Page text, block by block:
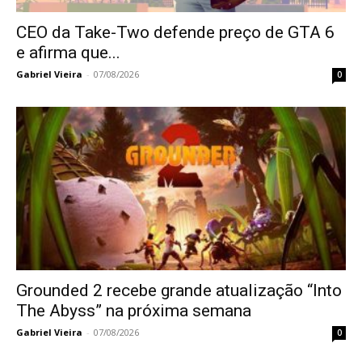
CEO da Take-Two defende preço de GTA 6
e afirma que...
Gabriel Vieira - 07/08/2026 0
Grounded 2 recebe grande atualização “Into
The Abyss” na próxima semana
Gabriel Vieira - 07/08/2026 0